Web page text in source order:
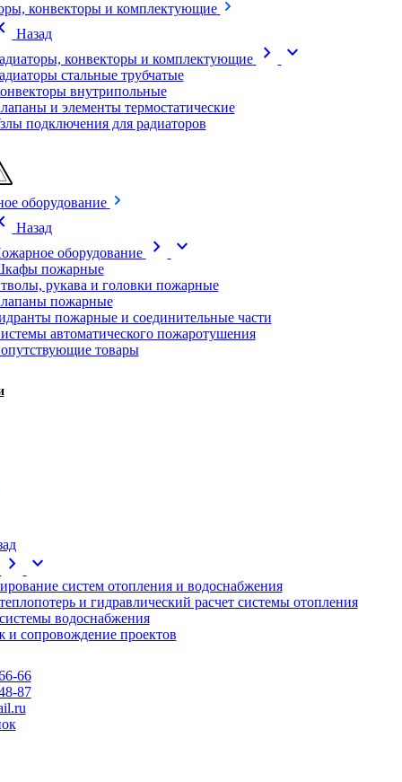
конвекторы и комплектующие
Назад
конвекторы и комплектующие
chevron_right expand_more
стальные трубчатые
внутрипольные
и элементы термостатические
подключения для радиаторов
оборудование
Назад
оборудование
chevron_right expand_more
пожарные
рукава и головки пожарные
пожарные
пожарные и соединительные части
автоматического пожаротушения
товары
chevron_right expand_more
систем отопления и водоснабжения
и гидравлический расчет системы отопления
водоснабжения
и сопровождение проектов
66
87